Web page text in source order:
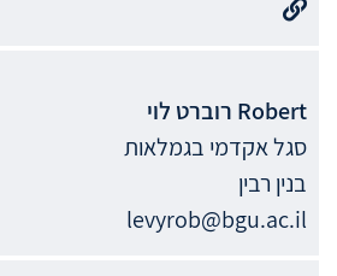
Robert רוברט לוי
סגל אקדמי בגמלאות
בנין רבין
levyrob@bgu.ac.il